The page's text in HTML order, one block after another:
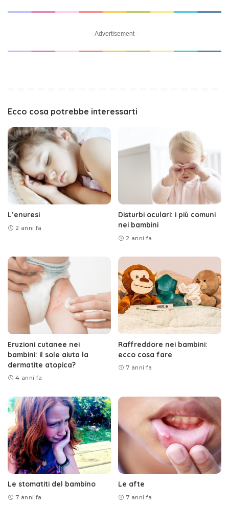
– Advertisement –
Ecco cosa potrebbe interessarti
L’enuresi
2 anni fa
Disturbi oculari: i più comuni
nei bambini
2 anni fa
Eruzioni cutanee nei
bambini: il sole aiuta la
dermatite atopica?
4 anni fa
Raffreddore nei bambini:
ecco cosa fare
7 anni fa
Le stomatiti del bambino
7 anni fa
Le afte
7 anni fa